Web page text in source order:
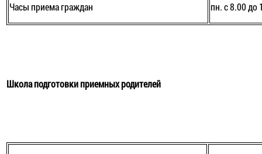
Часы приема граждан пн. c 8.00 до
Школа подготовки приемных родителей